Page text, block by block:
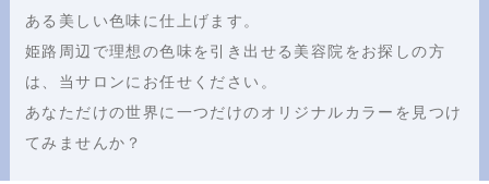
ある美しい色味に仕上げます。
姫路周辺で理想の色味を引き出せる美容院をお探しの方
は、当サロンにお任せください。
あなただけの世界に一つだけのオリジナルカラーを見つけ
てみませんか？